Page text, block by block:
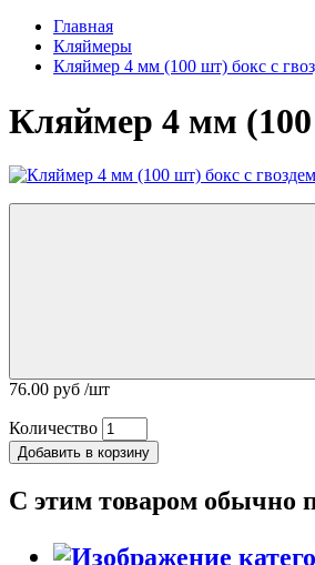
Главная
Кляймеры
Кляймер 4 мм (100 шт) бокс с
Кляймер 4 мм (100
76.00 руб /шт
Количество
Добавить в корзину
С этим товаром обычно